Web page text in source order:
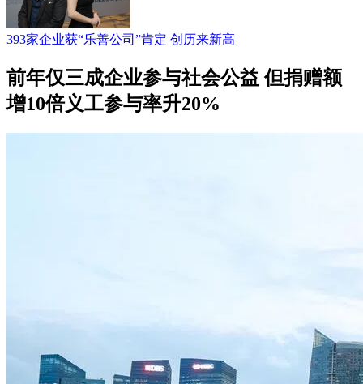
393家企业获“乐善公司”肯定 创历来新高
前年仅三成企业参与社会公益 但捐赠额
增10倍义工参与率升20%